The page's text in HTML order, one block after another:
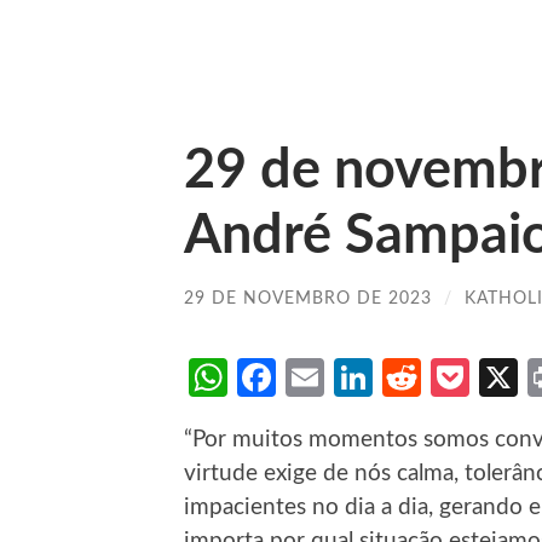
29 de
André
29 DE NOVEMBRO DE 2023 /
WhatsApp
Facebook
EmailLinkedIn
Reddit X
“Por muitos momentos somos
virtude exige de nós calma,
impacientes no dia a dia, gerando